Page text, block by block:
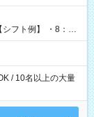
/ 10名以上の大量